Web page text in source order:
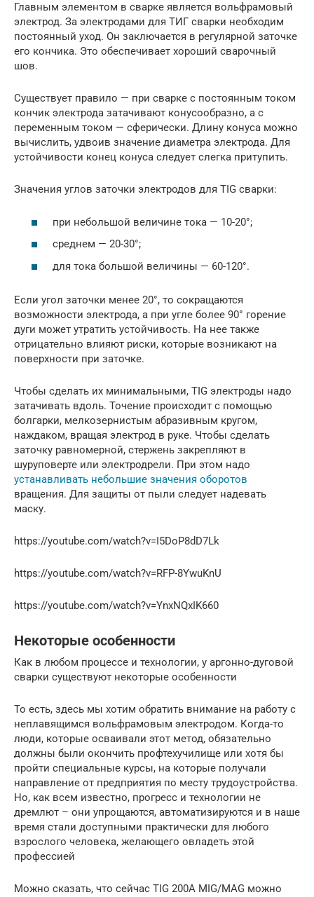
Главным элементом в сварке является вольфрамовый
электрод. За электродами для ТИГ сварки необходим
постоянный уход. Он заключается в регулярной заточке
его кончика. Это обеспечивает хороший сварочный
шов.
Существует правило — при сварке с постоянным током
кончик электрода затачивают конусообразно, а с
переменным током — сферически. Длину конуса можно
вычислить, удвоив значение диаметра электрода. Для
устойчивости конец конуса следует слегка притупить.
Значения углов заточки электродов для TIG сварки:
при небольшой величине тока — 10-20°;
среднем — 20-30°;
для тока большой величины — 60-120°.
Если угол заточки менее 20°, то сокращаются
возможности электрода, а при угле более 90° горение
дуги может утратить устойчивость. На нее также
отрицательно влияют риски, которые возникают на
поверхности при заточке.
Чтобы сделать их минимальными, TIG электроды надо
затачивать вдоль. Точение происходит с помощью
болгарки, мелкозернистым абразивным кругом,
наждаком, вращая электрод в руке. Чтобы сделать
заточку равномерной, стержень закрепляют в
шуруповерте или электродрели. При этом надо
устанавливать небольшие значения оборотов
вращения. Для защиты от пыли следует надевать
маску.
https://youtube.com/watch?v=I5DoP8dD7Lk
https://youtube.com/watch?v=RFP-8YwuKnU
https://youtube.com/watch?v=YnxNQxIK660
Некоторые особенности
Как в любом процессе и технологии, у аргонно-дуговой
сварки существуют некоторые особенности
То есть, здесь мы хотим обратить внимание на работу с
неплавящимся вольфрамовым электродом. Когда-то
люди, которые осваивали этот метод, обязательно
должны были окончить профтехучилище или хотя бы
пройти специальные курсы, на которые получали
направление от предприятия по месту трудоустройства.
Но, как всем известно, прогресс и технологии не
дремлют – они упрощаются, автоматизируются и в наше
время стали доступными практически для любого
взрослого человека, желающего овладеть этой
профессией
Можно сказать, что сейчас TIG 200A MIG/MAG можно